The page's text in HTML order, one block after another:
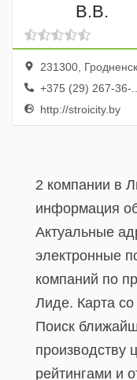
В.В.
231300, Гродненская
+375 (29) 267-36-...
http://stroicity.by
2 компании в
информация
Актуальные
электронные
компаний по
Лиде. Карта
Поиск
производству
рейтингами и